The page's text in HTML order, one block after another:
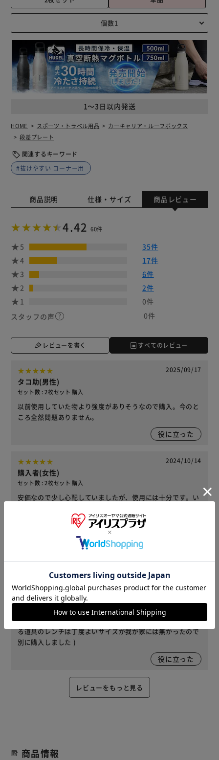
1～3日以内発送
HOME スポーツ・トラベル用品
カーキャリア・ルーフボックス
段差プレート
関連するキーワード
#抜けやすい コーナー用
商品説明 仕様・サイズ 商品レビュー
4.42 60件
5
35件
4
17件
3
6件
2
2件
1
0件
スタッフの声
0件
レビューを書く すべてのレビュー
2025/09/17
タコ助(男性)
セット数 : 2枚セット 購入
以前使用していた物より強度がありそうなので購入。今のと
ころ全然問題ありません。
役に立った
2024/10/14
購入者(女性)
セット数 : 2枚セット 購入
安価なので少し心配していましたが、使用には十分です。い
2023/12/20
まろん(女性)
セット数 : 単品 購入
左右端用に購入しました。明るめグレーの、すっきりしたデ
ザインで、駐車場周りがお洒落になりました。付属のナット
付ボルトを止めれば動かず安全に使えます。( ボルトを留め
る道具のレンチは丁度よいサイズが我が家には無かったので
別に購入しました )
役に立った
レビューをもっと見る
商品情報